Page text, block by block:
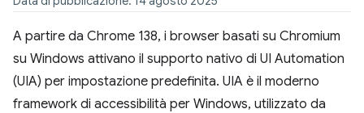
A partire da Chrome 138, i browser basati su Chromium
su Windows attivano il supporto nativo di UI Automation
(UIA) per impostazione predefinita. UIA è il moderno
framework di accessibilità per Windows, utilizzato da